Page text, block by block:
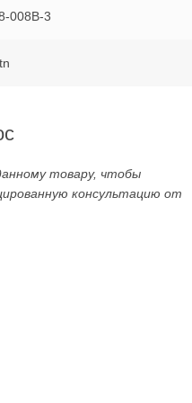
008B-3
товару, чтобы
консультацию от